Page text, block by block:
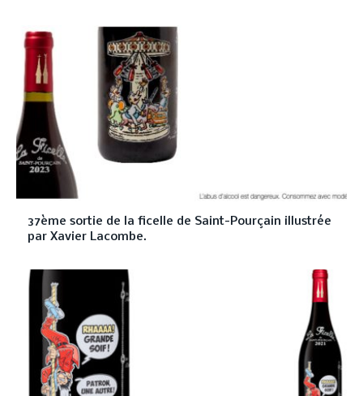
37ème sortie de la ficelle de Saint-Pourçain illustrée
par Xavier Lacombe.